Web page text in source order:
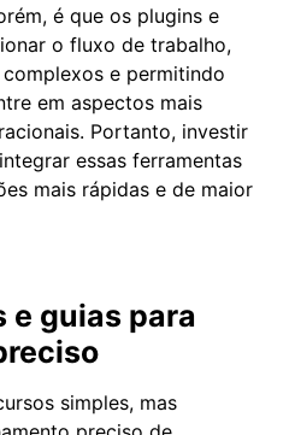
é que os plugins e
o fluxo de trabalho,
e permitindo
em aspectos mais
Portanto, investir
essas ferramentas
mais rápidas e de maior
e guias para
simples, mas